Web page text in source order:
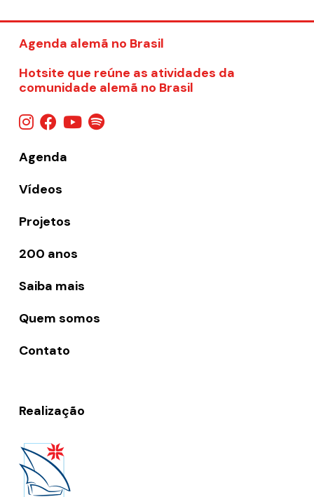
Agenda alemã no Brasil
Hotsite que reúne as atividades da
comunidade alemã no Brasil
Agenda
Vídeos
Projetos
200 anos
Saiba mais
Quem somos
Contato
Realização